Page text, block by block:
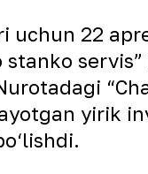
22
yirik